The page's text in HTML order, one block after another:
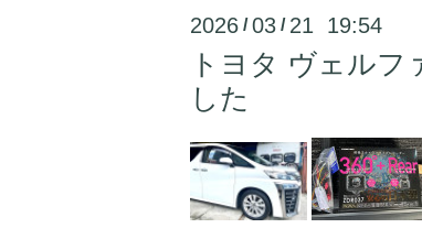
2026 /03 / 21 19:54
トヨタ ヴェルフ
した